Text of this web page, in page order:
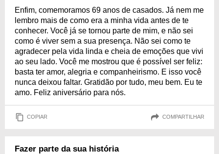
Enfim, comemoramos 69 anos de casados. Já nem me
lembro mais de como era a minha vida antes de te
conhecer. Você já se tornou parte de mim, e não sei
como é viver sem a sua presença. Não sei como te
agradecer pela vida linda e cheia de emoções que vivi
ao seu lado. Você me mostrou que é possível ser feliz:
basta ter amor, alegria e companheirismo. E isso você
nunca deixou faltar. Gratidão por tudo, meu bem. Eu te
amo. Feliz aniversário para nós.
COPIAR COMPARTILHAR
Fazer parte da sua história